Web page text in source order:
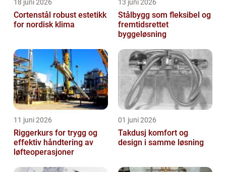
18 juni 2026
Cortenstål robust estetikk
for nordisk klima
13 juni 2026
Stålbygg som fleksibel og
fremtidsrettet
byggeløsning
11 juni 2026
Riggerkurs for trygg og
effektiv håndtering av
løfteoperasjoner
01 juni 2026
Takdusj komfort og
design i samme løsning